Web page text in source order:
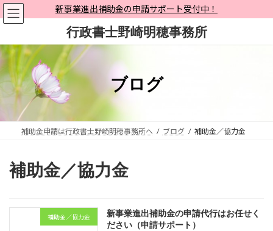
コ
ン
ン
ツ
へ
ス
キ
ッ
ナ
ビ
ー
シ
ョ
ン
に
移
新事業進出補助金の申請サポート受付中！
行政書士野崎明穂事務所
ブログ
補助金申請は行政書士野崎明穂事務所へ ブログ 補助金／協力金
補助金／協力金
補助金／協力金
新事業進出補助金の申請代行はお任せく
ださい（申請サポート）